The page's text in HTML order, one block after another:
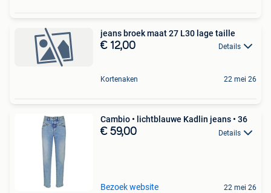
jeans broek maat 27 L30 lage taille
€ 12,00 Details
Kortenaken 22 mei 26
Cambio • lichtblauwe Kadlin jeans • 36
€ 59,00 Details
Bezoek website 22 mei 26